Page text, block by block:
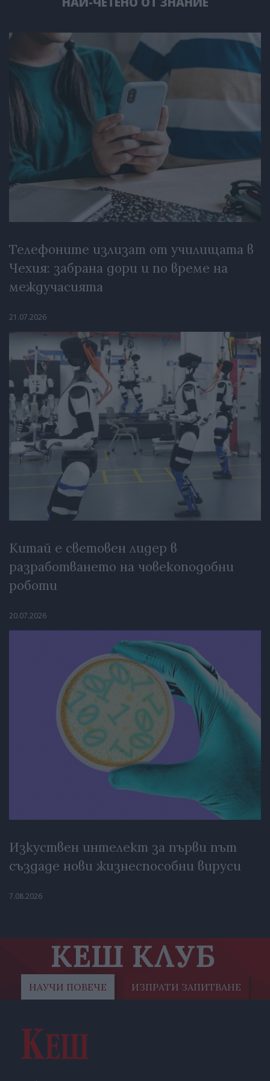
Телефоните излизат от училищата в
Чехия: забрана дори и по време на
междучасията
21.07.2026
Китай е световен лидер в
разработването на човекоподобни
роботи
20.07.2026
Изкуствен интелект за първи път
създаде нови жизнеспособни вируси
7.08.2026
КЕШ КЛУБ
НАУЧИ ПОВЕЧЕ ИЗПРАТИ ЗАПИТВАНЕ